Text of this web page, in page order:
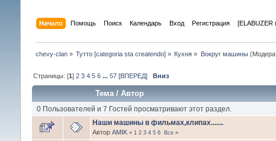
Начало Помощь Поиск Календарь Вход Регистрация [ELABUZER
chevy-clan» Тутто [categoria sta createndo] » Кухня » Вокруг машины
Страницы: [1] 2 3 4 5 6 ... 57 [ВПЕРЕД] Вниз
Тема/ Автор
0 Пользователей и 7 Гостей просматривают этот раздел.
Наши машины в фильмах,клипах.......
Автор AMIK « 1 2 3 4 5 6 Все»